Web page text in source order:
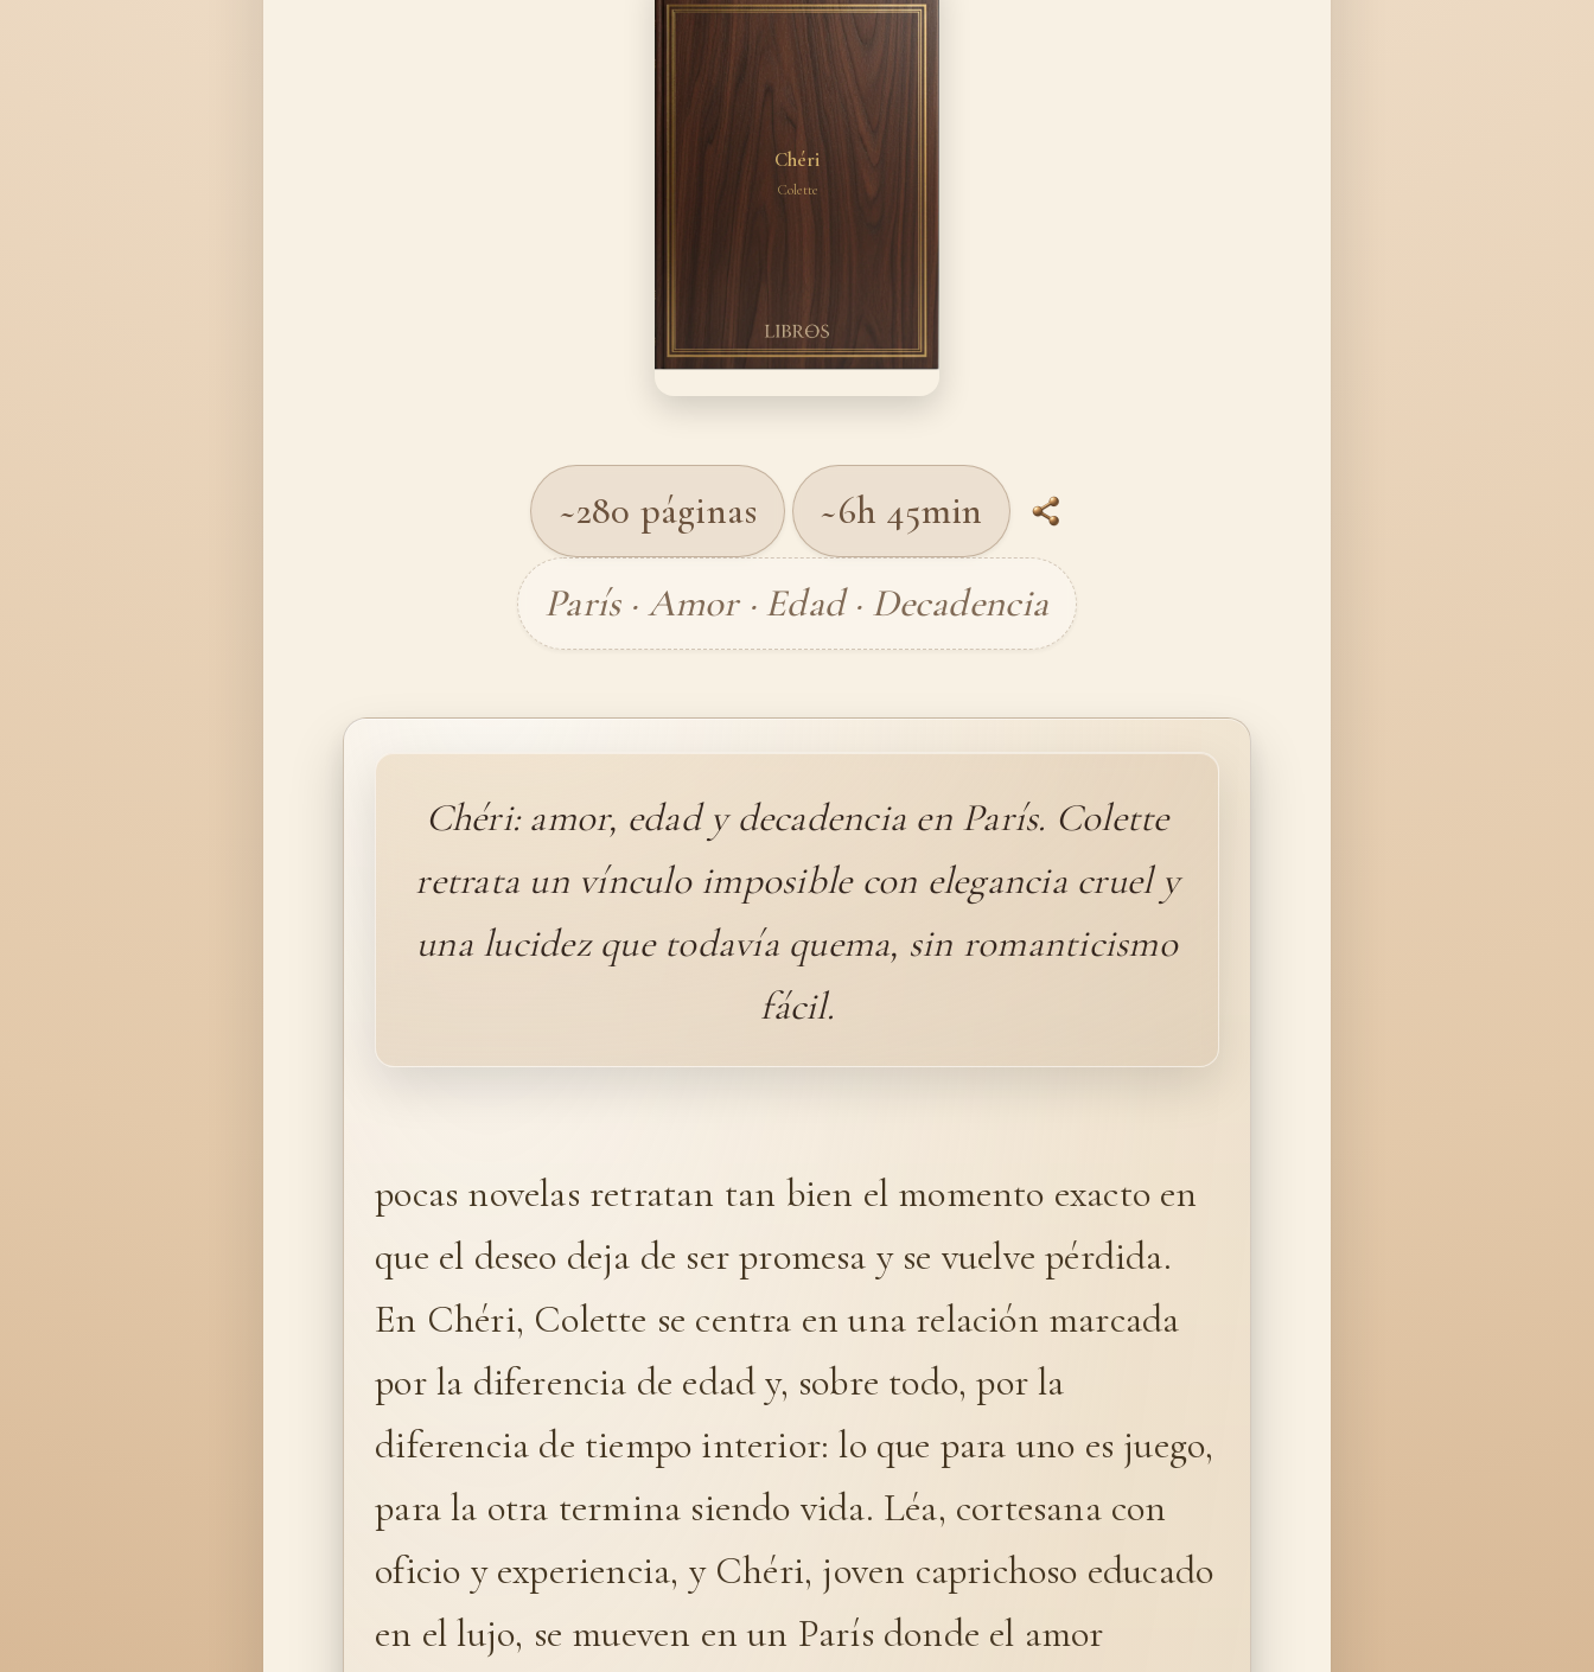
Chéri
Colette
~280 páginas
~6h 45min
París · Amor · Edad · Decadencia
Chéri: amor, edad y decadencia en París. Colette
retrata un vínculo imposible con elegancia cruel y
una lucidez que todavía quema, sin romanticismo
fácil.
pocas novelas retratan tan bien el momento exacto en
que el deseo deja de ser promesa y se vuelve pérdida.
En Chéri, Colette se centra en una relación marcada
por la diferencia de edad y, sobre todo, por la
diferencia de tiempo interior: lo que para uno es juego,
para la otra termina siendo vida. Léa, cortesana con
oficio y experiencia, y Chéri, joven caprichoso educado
en el lujo, se mueven en un París donde el amor